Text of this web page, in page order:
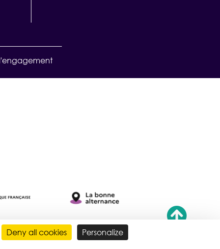
Deny all cookies Personalize